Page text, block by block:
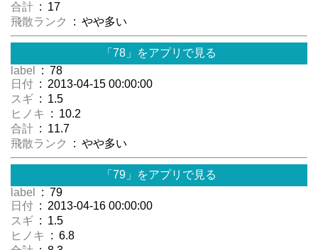
合計 : 17
飛散ランク
: やや多い
「78」をアプリで見る
label
: 78
日付 : 2013-04-15 00:00:00
スギ : 1.5
ヒノキ
: 10.2
合計 : 11.7
飛散ランク
: やや多い
「79」をアプリで見る
label
: 79
日付 : 2013-04-16 00:00:00
スギ : 1.5
ヒノキ
: 6.8